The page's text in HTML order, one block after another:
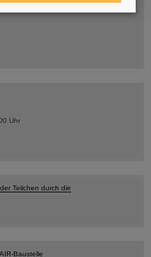
Uhr
Teilchen durch die
Baustelle